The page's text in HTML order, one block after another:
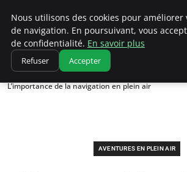
Correze Co
Accueil
Aventures en plein air
L’importance de la navigation en plein air
AVENTURES EN PLEIN AIR
Nous utilisons des cookies pour améliorer
de navigation. En poursuivant, vous
de confidentialité. En savoir plus
Refuser Accepter